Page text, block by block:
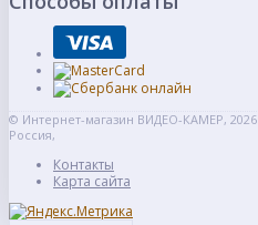
© Интернет-магазин ВИДЕО-КАМЕР, 2026
Россия,
Контакты
Карта сайта